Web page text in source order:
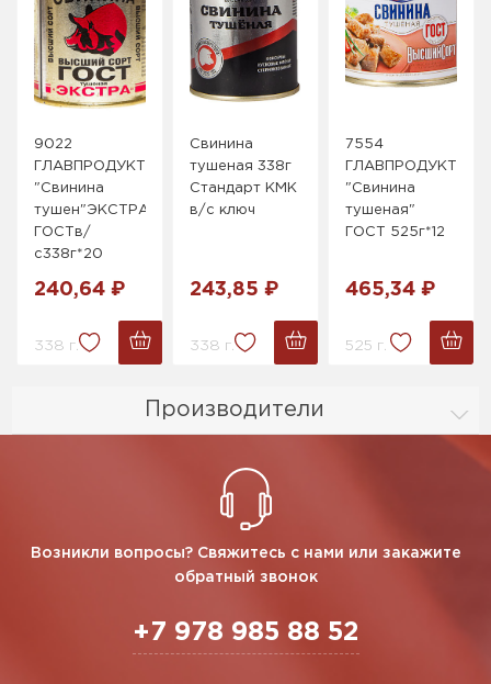
Производители
9022
ГЛАВПРОДУКТ
"Свинина
тушен"ЭКСТРА
ГОСТв/
с338г*20
240,64 ₽
338 г.
Свинина
тушеная 338г
Стандарт КМК
в/с ключ
243,85 ₽
338 г.
7554
ГЛАВПРОДУКТ
"Свинина
тушеная"
ГОСТ 525г*12
465,34 ₽
525 г.
Возникли вопросы? Свяжитесь с нами или закажите
обратный звонок
+7 978 985 88 52